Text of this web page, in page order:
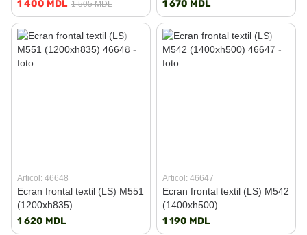
1 400 MDL 1 505 MDL 1 670 MDL
Articol: 46648
Ecran frontal textil (LS) M551
(1200xh835)
1 620 MDL
Articol: 46647
Ecran frontal textil (LS) M542
(1400xh500)
1 190 MDL